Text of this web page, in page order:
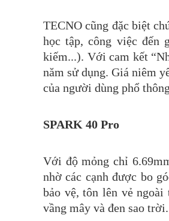
TECNO cũng đặc biệt
học tập, công việc đến
kiếm...). Với cam kết
năm sử dụng. Giá niêm
của người dùng phổ
SPARK 40 Pro
Với độ mỏng chỉ
nhờ các cạnh được bo
bảo vệ, tôn lên vẻ
vầng mây và đen sao trời.